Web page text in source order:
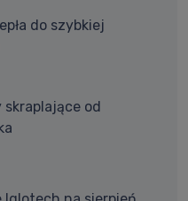
do szybkiej
od